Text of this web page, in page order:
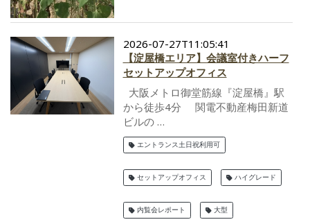
2026-07-27T11:05:41
【淀屋橋エリア】会議室付きハーフ
セットアップオフィス
大阪メトロ御堂筋線『淀屋橋』駅
から徒歩4分 関電不動産梅田新道
ビルの …
エントランス土日祝利用可
セットアップオフィス ハイグレード
内覧会レポート 大型